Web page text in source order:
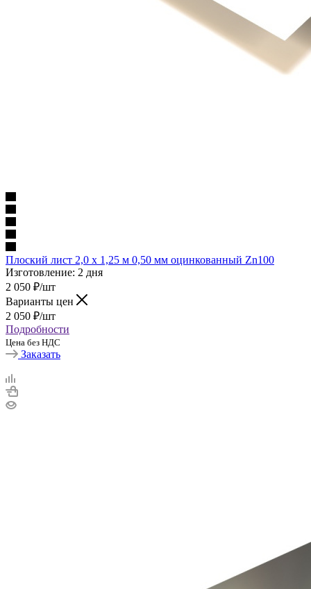
Плоский лист 2,0 х 1,25 м 0,50 мм оцинкованный Zn100
Изготовление: 2 дня
2 050 ₽/шт
Варианты цен
2 050 ₽/шт
Подробности
Цена без НДС
Заказать